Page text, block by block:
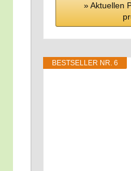
» Aktu­el­len
BEST­SEL­LER NR. 6